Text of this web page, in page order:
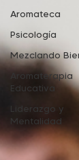
Aromateca
Psicología
Mezclando
Aromaterapia
Educativa
Liderazgo y
Mentalidad